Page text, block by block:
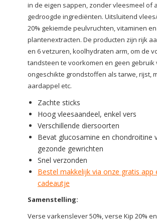
in de eigen sappen, zonder vleesmeel of
gedroogde ingrediënten. Uitsluitend
20% gekiemde peulvruchten, vitaminen en
plantenextracten. De producten zijn rijk
en 6 vetzuren, koolhydraten arm, om de
tandsteen te voorkomen en geen gebruik
ongeschikte grondstoffen als tarwe, rijst,
aardappel etc.
Zachte sticks
Hoog vleesaandeel, enkel vers
Verschillende diersoorten
Bevat glucosamine en chondroitine
gezonde gewrichten
Snel verzonden
Bestel makkelijk via onze gratis app
cadeautje
Samenstelling:
Verse varkenslever 50%, verse Kip 20%